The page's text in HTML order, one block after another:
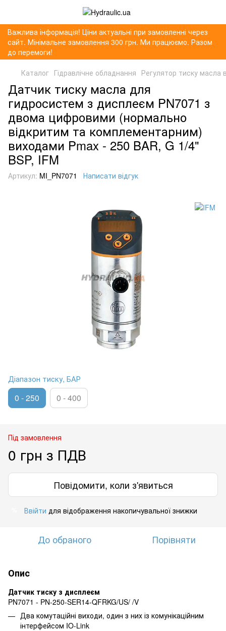
Важлива інформація! Ціни актуальні при замовленні через
сайт. Мінімальне замовлення 300 грн. Ми працюємо. Разом
до перемоги!
Каталог Гідравлічне обладнання Регулятор тиску масла
Датчик тиску масла для
гидросистем з дисплеєм PN7071 з
двома цифровими (нормально
відкритим та комплементарним)
виходами Pmax - 250 BAR, G 1/4"
BSP, IFM
Артикул: MI_PN7071 Написати відгук
Діапазон тиску, БАР
0 - 250 0 - 400
Під замовлення
0 грн з ПДВ
Повідомити, коли з'явиться
Ввійти для відображення накопичувальної знижки
До обраного Порівняти
Опис
Датчик тиску з дисплеєм
PN7071 - PN-250-SER14-QFRKG/US/ /V
Два комутаційні виходи, один з них із комунікаційним
інтерфейсом IO-Link